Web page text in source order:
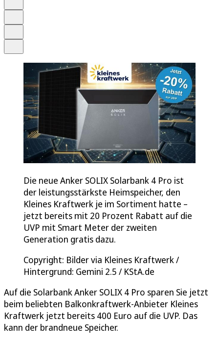
Die neue Anker SOLIX Solarbank 4 Pro ist
der leistungsstärkste Heimspeicher, den
Kleines Kraftwerk je im Sortiment hatte –
jetzt bereits mit 20 Prozent Rabatt auf die
UVP mit Smart Meter der zweiten
Generation gratis dazu.
Copyright: Bilder via Kleines Kraftwerk /
Hintergrund: Gemini 2.5 / KStA.de
Auf die Solarbank Anker SOLIX 4 Pro sparen Sie jetzt
beim beliebten Balkonkraftwerk-Anbieter Kleines
Kraftwerk jetzt bereits 400 Euro auf die UVP. Das
kann der brandneue Speicher.